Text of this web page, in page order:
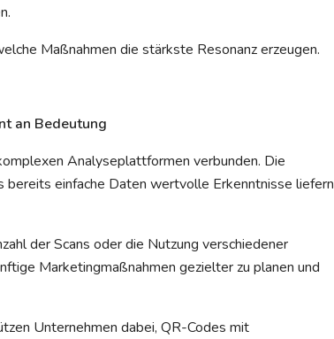
Maßnahmen die stärkste Resonanz erzeugen.
an Bedeutung
Analyseplattformen verbunden. Die
einfache Daten wertvolle Erkenntnisse liefern
der Scans oder die Nutzung verschiedener
Marketingmaßnahmen gezielter zu planen und
Unternehmen dabei, QR-Codes mit